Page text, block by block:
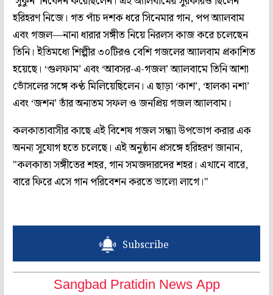
হরিহরণ নিজে। গত পাঁচ দশক ধরে সিনেমার গান, পপ অ্যালবাম
এবং গজল—নানা ধারার সঙ্গীত নিয়ে নিরলস কাজ করে চলেছেন
তিনি। ইতিমধ্যে শিল্পীর ৩০টিরও বেশি গজলের অ্যালবাম প্রকাশিত
হয়েছে। ‘গুলফাম’ এবং ‘আবসর-এ-গজল’ অ্যালবামে তিনি আশা
ভোঁসলের সঙ্গে কণ্ঠ মিলিয়েছিলেন। এ ছাড়া ‘কাশ’, ‘হালকা নশা’
এবং ‘জশন’ তাঁর অন্যতম সফল ও জনপ্রিয় গজল অ্যালবাম।
কলকাতাবাসীর কাছে এই বিশেষ গজল সন্ধ্যা উপভোগ করার এক
অনন্য সুযোগ হতে চলেছে। এই অনুষ্ঠান প্রসঙ্গে হরিহরণ জানান,
"কলকাতা সঙ্গীতের শহর, গান সমজদারদের শহর। এখানে বারে,
বারে ফিরে এসে গান পরিবেশন করতে ভালো লাগে।"
Subscribe
Sangbad Pratidin News App